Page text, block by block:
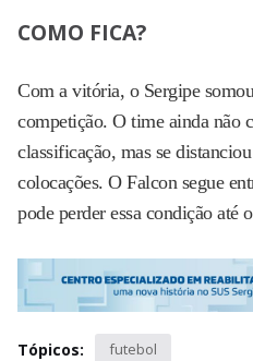
COMO FICA?
Com a vitória, o Sergipe
competição. O time ainda não
classificação, mas se
colocações. O Falcon segue
pode perder essa condição até
Tópicos: futebol